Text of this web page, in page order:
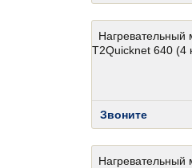
Нагревательный
T2Quicknet 640 (4
Звоните
Нагревательный